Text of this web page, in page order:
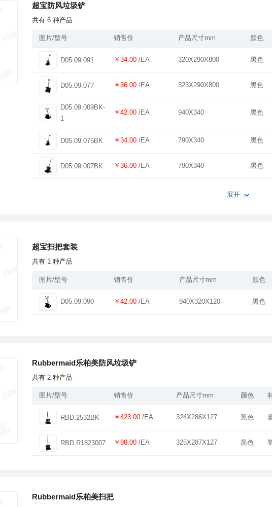
超宝防风垃圾铲
共有 6 种产品
图片/型号 销售价 产品尺寸mm 颜色
D05.09.091 ￥34.00 /EA 320X290X800 黑色
D05.09.077 ￥36.00 /EA 323X290X800 黑色
1
￥42.00 /EA 940X340 黑色
D05.09.075BK ￥34.00 /EA 790X340 黑色
D05.09.007BK ￥36.00 /EA 790X340 黑色
展开
超宝扫把套装
共有 1 种产品
图片/型号 销售价 产品尺寸mm 颜色
D05.09.090 ￥42.00 /EA 940X320X120 黑色
Rubbermaid乐柏美防风垃圾铲
共有 2 种产品
图片/型号 销售价 产品尺寸mm 颜色
RBD.2532BK ￥423.00 /EA 324X286X127 黑色
RBD.R1823007 ￥98.00 /EA 325X287X127 黑色
Rubbermaid乐柏美扫把